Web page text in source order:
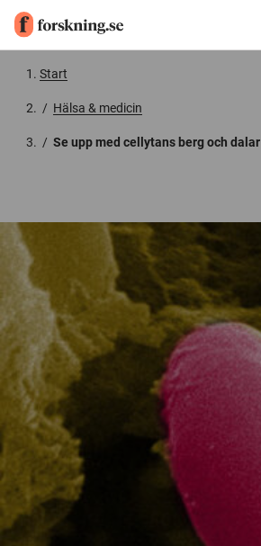
Start
/ Hälsa & medicin
/ Se upp med cellytans berg och dalar